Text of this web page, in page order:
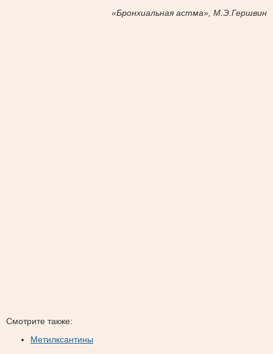
«Бронхиальная астма», М.Э.Гершвин
Смотрите также:
Метилксантины